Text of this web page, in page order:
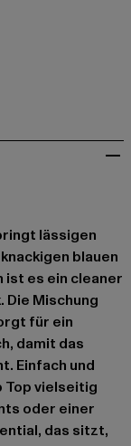
lässigen
blauen
es ein cleaner
Die Mischung
für ein
damit das
Einfach und
Top vielseitig
oder einer
das sitzt,